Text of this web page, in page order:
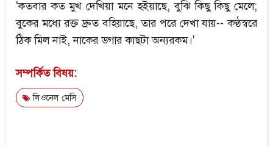
'কতবার কত মুখ দেখিয়া মনে হইয়াছে, বুঝি কিছু কিছু মেলে;
বুকের মধ্যে রক্ত দ্রুত বহিয়াছে, তার পরে দেখা যায়-- কণ্ঠস্বরে
ঠিক মিল নাই, নাকের ডগার কাছটা অন্যরকম।'
সম্পর্কিত বিষয়:
লিওনেল মেসি